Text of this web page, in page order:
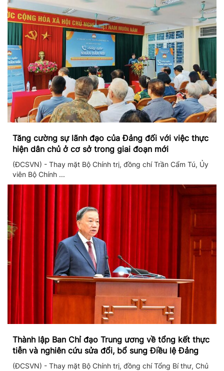
Tăng cường sự lãnh đạo của Đảng đối với việc thực
hiện dân chủ ở cơ sở trong giai đoạn mới
(ĐCSVN) - Thay mặt Bộ Chính trị, đồng chí Trần Cẩm Tú, Ủy
viên Bộ Chính ...
Thành lập Ban Chỉ đạo Trung ương về tổng kết thực
tiễn và nghiên cứu sửa đổi, bổ sung Điều lệ Đảng
(ĐCSVN) - Thay mặt Bộ Chính trị, đồng chí Tổng Bí thư, Chủ